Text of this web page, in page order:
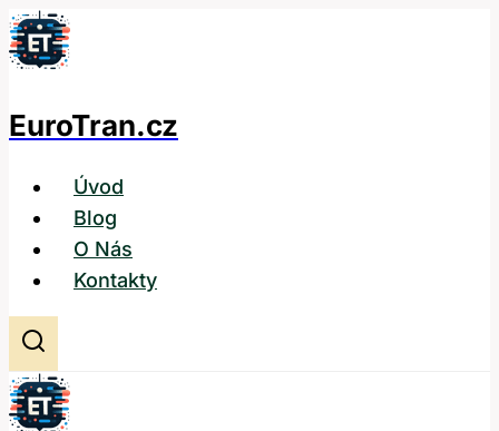
Přeskočit
na
EuroTran.cz
Úvod
Blog
O Nás
Kontakty